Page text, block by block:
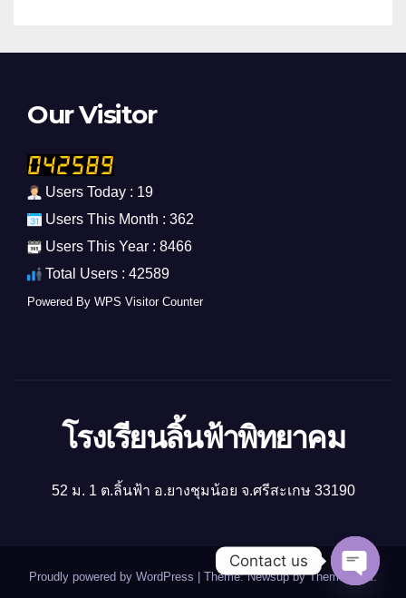
Our Visitor
Users Today : 19
Users This Month : 362
Users This Year : 8466
Total Users : 42589
Powered By WPS Visitor Counter
โรงเรียนลิ้นฟ้าพิทยาคม
52 ม. 1 ต.ลิ้นฟ้า อ.ยางชุมน้อย จ.ศรีสะเกษ 33190
Proudly powered by WordPress Theme: Newsup byThemeansar.
Contact us